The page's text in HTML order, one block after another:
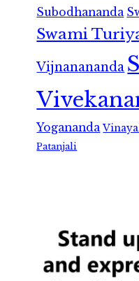
Subodhananda
Swami
Vijnanananda
Yogananda
Patanjali